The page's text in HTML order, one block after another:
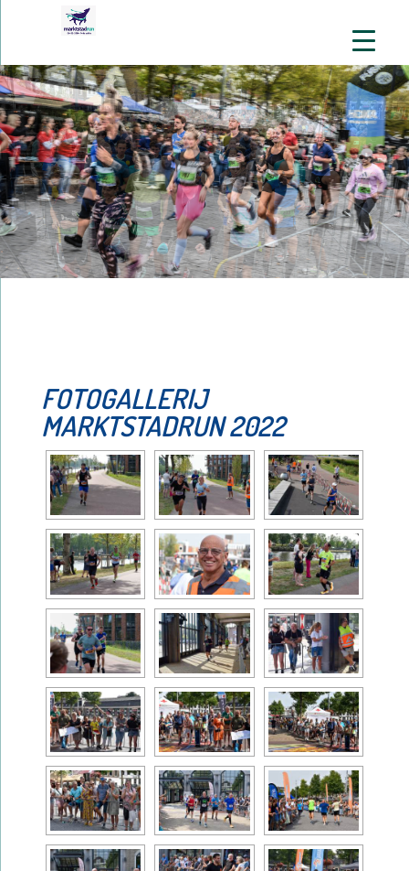
FOTOGALLERIJ
MARKTSTADRUN 2022